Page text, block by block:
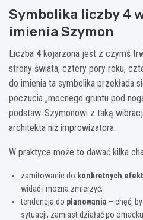
Symbolika liczby 4
imienia Szymon
Liczba 4kojarzona jest z czymś
strony świata, cztery pory roku,
do imienia ta symbolika przekłada
poczucia „mocnego gruntu pod
podstaw. Szymonowi z taką
architekta niż improwizatora.
W praktyce może to dawać kilka
zamiłowanie do konkretnych
widać i można zmierzyć,
tendencja do planowania – chęć,
sytuacji, zamiast działać po